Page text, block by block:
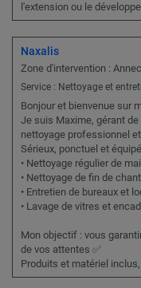
l'extension ou le
Naxalis
Zone d'intervention :
Service : Nettoyage et
Bonjour et bienvenue sur
Je suis Maxime, gérant
nettoyage professionnel
Sérieux, ponctuel et
• Nettoyage régulier de
• Nettoyage de fin de
• Entretien de bureaux et
• Lavage de vitres et
Mon objectif : vous
de vos attentes ✅
Produits et matériel